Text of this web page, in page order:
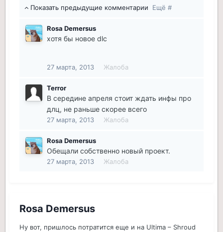
Показать предыдущие комментарии Ещё #
Rosa Demersus
хотя бы новое dlc
27 марта, 2013 Жалоба
Terror
В середине апреля стоит ждать инфы про
длц, не раньше скорее всего
27 марта, 2013 Жалоба
Rosa Demersus
Обещали собственно новый проект.
27 марта, 2013 Жалоба
Rosa Demersus
Ну вот, пришлось потратится еще и на Ultima – Shroud